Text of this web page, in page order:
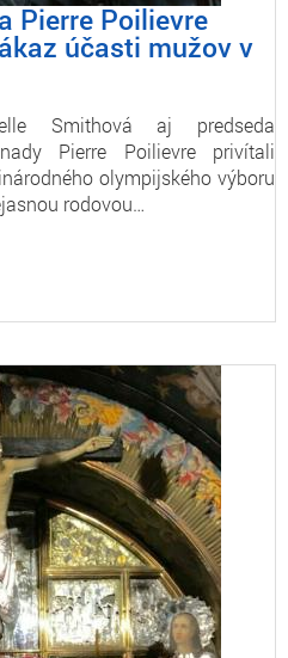
Pierre Poilievre
účasti mužov v
Smithová aj predseda
Pierre Poilievre privítali
olympijského výboru
rodovou…